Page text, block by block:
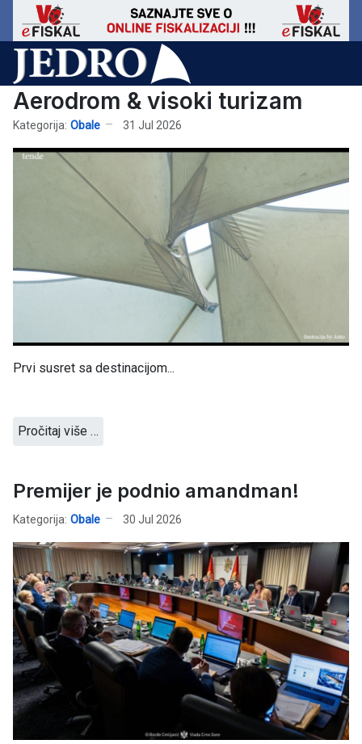
Aerodrom & visoki turizam
Kategorija: Obale 31 Jul 2026
Prvi susret sa destinacijom...
Pročitaj više …
Premijer je podnio amandman!
Kategorija: Obale 30 Jul 2026